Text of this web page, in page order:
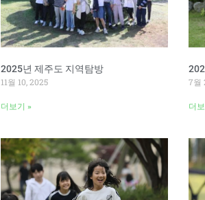
2025년 제주도 지역탐방
11월 10, 2025
더보기 »
7월
더